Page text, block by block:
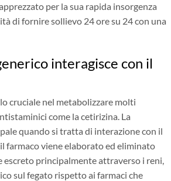
per la sua rapida insorgenza
di fornire sollievo 24 ore su 24 con una
interagisce con il
cruciale nel metabolizzare molti
come la cetirizina. La
quando si tratta di interazione con il
farmaco viene elaborato ed eliminato
escreto principalmente attraverso i reni,
sul fegato rispetto ai farmaci che